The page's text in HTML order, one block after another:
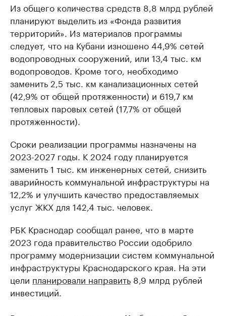
Из общего количества средств 8,8 млрд рублей
планируют выделить из «Фонда развития
территорий». Из материалов программы
следует, что на Кубани изношено 44,9% сетей
водопроводных сооружений, или 13,4 тыс. км
водопроводов. Кроме того, необходимо
заменить 2,5 тыс. км канализационных сетей
(42,9% от общей протяженности) и 619,7 км
тепловых паровых сетей (17,7% от общей
протяженности).
Сроки реализации программы назначены на
2023-2027 годы. К 2024 году планируется
заменить 1 тыс. км инженерных сетей, снизить
аварийность коммунальной инфраструктуры на
12,2% и улучшить качество предоставляемых
услуг ЖКХ для 142,4 тыс. человек.
РБК Краснодар сообщал ранее, что в марте
2023 года правительство России одобрило
программу модернизации систем коммунальной
инфраструктуры Краснодарского края. На эти
цели планировали направить 8,9 млрд рублей
инвестиций.